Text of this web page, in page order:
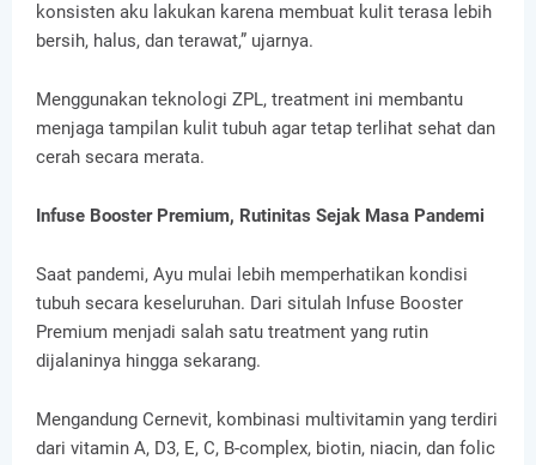
konsisten aku lakukan karena membuat kulit terasa lebih
bersih, halus, dan terawat,” ujarnya.
Menggunakan teknologi ZPL, treatment ini membantu
menjaga tampilan kulit tubuh agar tetap terlihat sehat dan
cerah secara merata.
Infuse Booster Premium, Rutinitas Sejak Masa Pandemi
Saat pandemi, Ayu mulai lebih memperhatikan kondisi
tubuh secara keseluruhan. Dari situlah Infuse Booster
Premium menjadi salah satu treatment yang rutin
dijalaninya hingga sekarang.
Mengandung Cernevit, kombinasi multivitamin yang terdiri
dari vitamin A, D3, E, C, B-complex, biotin, niacin, dan folic